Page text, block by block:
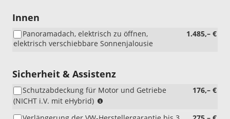
Innen
1.485,– €
Panoramadach, elektrisch zu öffnen,
elektrisch verschiebbare Sonnenjalousie
Sicherheit & Assistenz
176,– €
Schutzabdeckung für Motor und Getriebe
(NICHT i.V. mit eHybrid)